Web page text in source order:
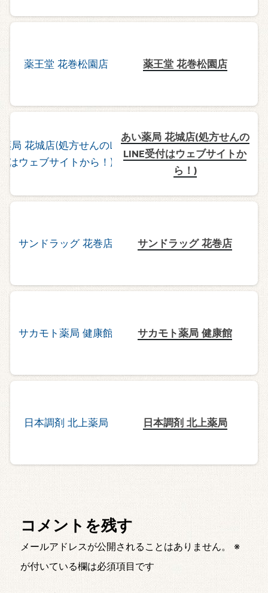
薬王堂 花巻松園店
あい薬局 花城店(処方せんの
LINE受付はウェブサイトか
ら！)
サンドラッグ 花巻店
サカモト薬局 健康館
日本調剤 北上薬局
コメントを残す
メールアドレスが公開されることはありません。
※
が付いている欄は必須項目です